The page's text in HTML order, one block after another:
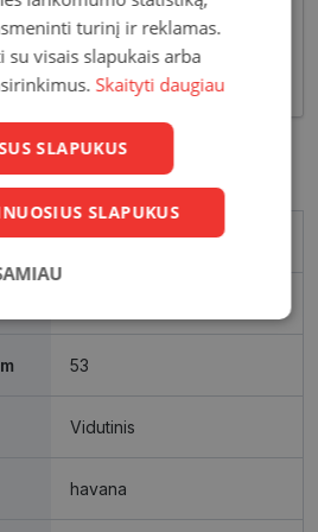
Tai ne tik regėjimo
kasdieninės išvaizdos
VOGUE
53
Vidutinis
havana
turinį ir reklamas.
su visais slapukais arba
Skaityti daugiau
SLAPUKUS
SLAPUKUS
Statistikos
slapukai
Rinkodaros
slapukai
Neklasifikuoti
slapukai